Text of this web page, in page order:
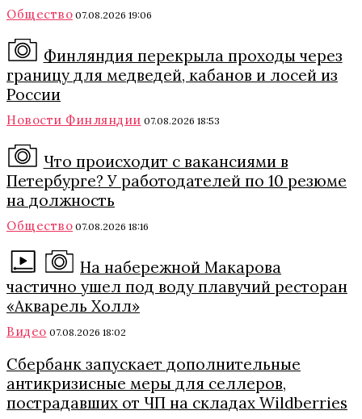
Общество 07.08.2026 19:06
Финляндия перекрыла проходы через
границу для медведей, кабанов и лосей из
России
Новости Финляндии 07.08.2026 18:53
Что происходит с вакансиями в
Петербурге? У работодателей по 10 резюме
на должность
Общество 07.08.2026 18:16
На набережной Макарова
частично ушел под воду плавучий ресторан
«Акварель Холл»
Видео 07.08.2026 18:02
Сбербанк запускает дополнительные
антикризисные меры для селлеров,
пострадавших от ЧП на складах Wildberries